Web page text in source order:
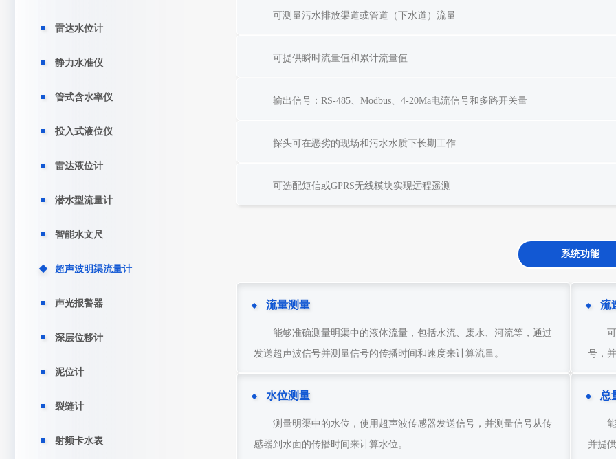
雷达水位计
静力水准仪
管式含水率仪
投入式液位仪
雷达液位计
潜水型流量计
智能水文尺
超声波明渠流量计
声光报警器
深层位移计
泥位计
裂缝计
射频卡水表
可测量污水排放渠道或管道（下水道）流量
可提供瞬时流量值和累计流量值
输出信号：RS-485、Modbus、4-20Ma电流信号和多路开关量
探头可在恶劣的现场和污水水质下长期工作
可选配短信或GPRS无线模块实现远程遥测
系统功能
流量测量
能够准确测量明渠中的液体流量，包括水流、废水、河流等，通过
发送超声波信号并测量信号的传播时间和速度来计算流量。
流
号，
水位测量
测量明渠中的水位，使用超声波传感器发送信号，并测量信号从传
感器到水面的传播时间来计算水位。
总
并提